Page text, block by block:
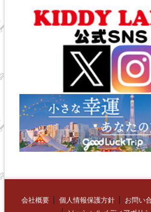
会社概要 個人情報保護方針 お問い